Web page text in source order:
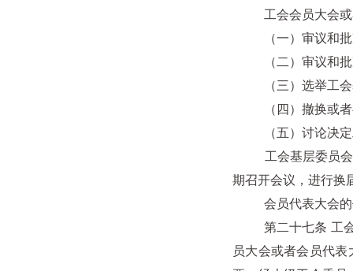
工会会员大会或
（一）审议和批
（二）审议和批准
（三）选举工会
（四）撤换或者罢
（五）讨论决定
工会基层委员会和
期召开会议，进行换
会员代表大会的代
第二十七条 工会基
员大会或者会员代